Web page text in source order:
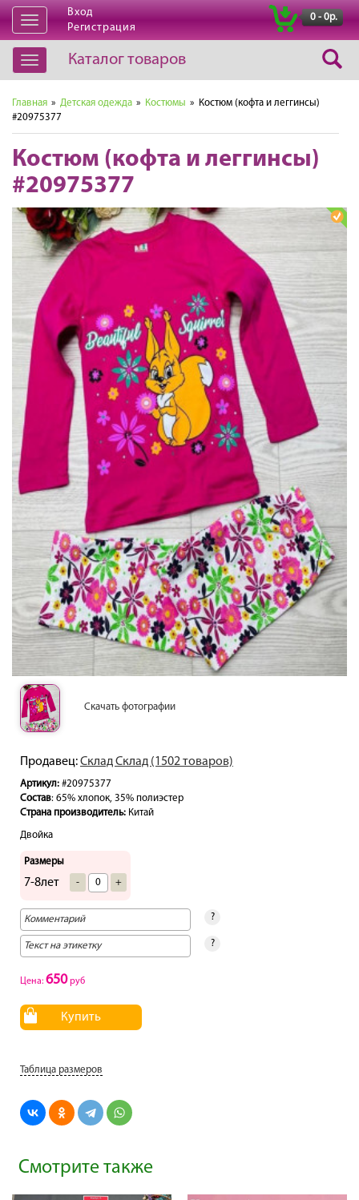
Открыть
навигацию
Вход
Регистрация
0 - 0р.
Открыть
навигацию
Каталог товаров
Главная » Детская одежда » Костюмы » Костюм (кофта и леггинсы)
#20975377
Костюм (кофта и леггинсы)
#20975377
Скачать фотографии
Продавец:Склад Склад (1502 товаров)
Артикул: #20975377
Состав: 65% хлопок, 35% полиэстер
Страна производитель: Китай
Двойка
Размеры
7-8лет - +
?
?
Цена: 650руб
Купить
Таблица размеров
Смотрите также